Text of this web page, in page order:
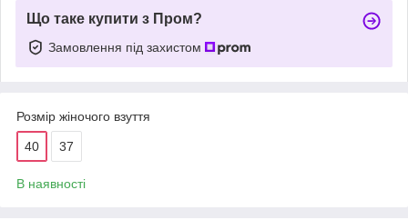
Що таке купити з Пром?
Замовлення під захистом
Розмір жіночого взуття
40 37
В наявності